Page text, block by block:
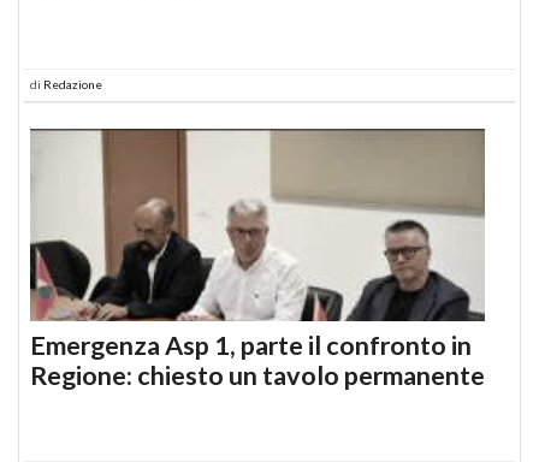
di Redazione
Emergenza Asp 1, parte il confronto in
Regione: chiesto un tavolo permanente